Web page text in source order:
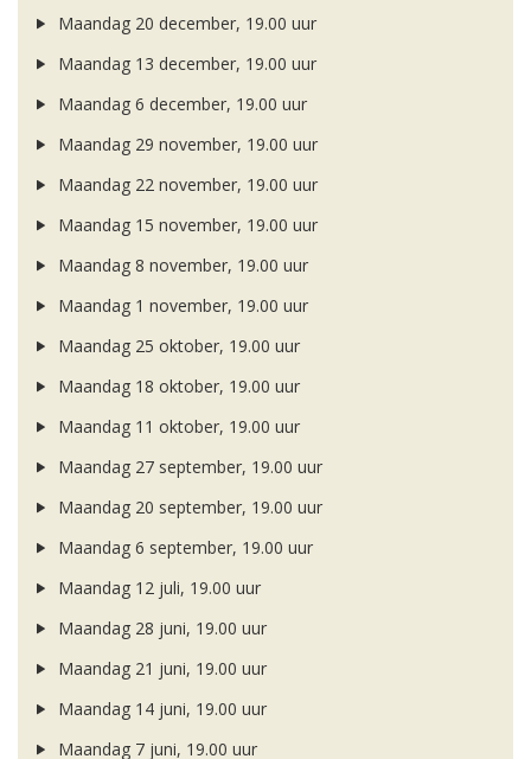
Maandag 20 december, 19.00 uur
Maandag 13 december, 19.00 uur
Maandag 6 december, 19.00 uur
Maandag 29 november, 19.00 uur
Maandag 22 november, 19.00 uur
Maandag 15 november, 19.00 uur
Maandag 8 november, 19.00 uur
Maandag 1 november, 19.00 uur
Maandag 25 oktober, 19.00 uur
Maandag 18 oktober, 19.00 uur
Maandag 11 oktober, 19.00 uur
Maandag 27 september, 19.00 uur
Maandag 20 september, 19.00 uur
Maandag 6 september, 19.00 uur
Maandag 12 juli, 19.00 uur
Maandag 28 juni, 19.00 uur
Maandag 21 juni, 19.00 uur
Maandag 14 juni, 19.00 uur
Maandag 7 juni, 19.00 uur